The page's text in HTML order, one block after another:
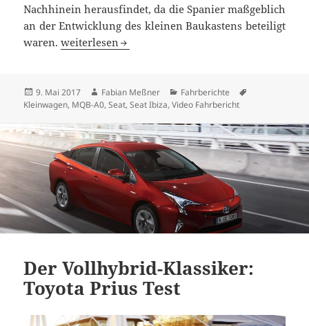
Nachhinein herausfindet, da die Spanier maßgeblich
an der Entwicklung des kleinen Baukastens beteiligt
waren.Testfahrt im neuen Seat Ibiza – Vorreiter des
weiterlesen
Veröffentlicht
am
9. Mai 2017 Autor
Fabian Meßner Kategorien
Fahrberichte
Kleinwagen, MQB-A0,Seat,Seat Ibiza,Video Fahrbericht
Der Vollhybrid-Klassiker:
Toyota Prius Test